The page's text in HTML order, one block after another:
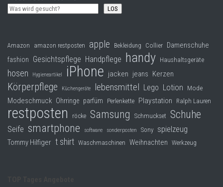
LOS
Amazon amazon restposten apple Bekleidung Collier Damenschuhe
fashion Gesichtspflege Handpflege handy Haushaltsgeräte
hosen Hygieneartikel iPhone jacken jeans Kerzen
Körperpflege Küchengeräte lebensmittel Lego Lotion Mode
Modeschmuck Ohrringe parfüm Perlenkette Playstation Ralph Lauren
restposten röcke Samsung Schmuckset Schuhe
Seife smartphone software sonderposten Sony spielzeug
Tommy Hilfiger t shirt Waschmaschinen Weihnachten Werkzeug